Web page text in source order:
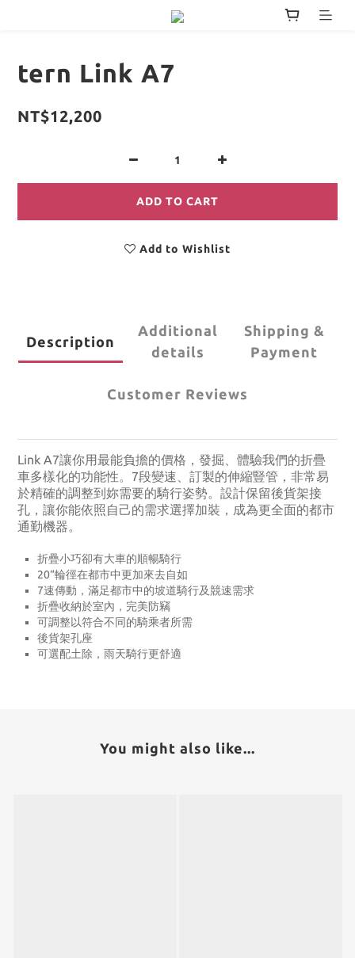
tern Link A7
NT$12,200
ADD TO CART
Add to Wishlist
Description
Additional
details
Shipping &
Payment
Customer Reviews
Link A7讓你用最能負擔的價格，發掘、體驗我們的折疊
車多樣化的功能性。7段變速、訂製的伸縮豎管，非常易
於精確的調整到妳需要的騎行姿勢。設計保留後貨架接
孔，讓你能依照自己的需求選擇加裝，成為更全面的都市
通勤機器。
折疊小巧卻有大車的順暢騎行
20“輪徑在都市中更加來去自如
7速傳動，滿足都市中的坡道騎行及競速需求
折疊收納於室內，完美防竊
可調整以符合不同的騎乘者所需
後貨架孔座
可選配土除，雨天騎行更舒適
You might also like...